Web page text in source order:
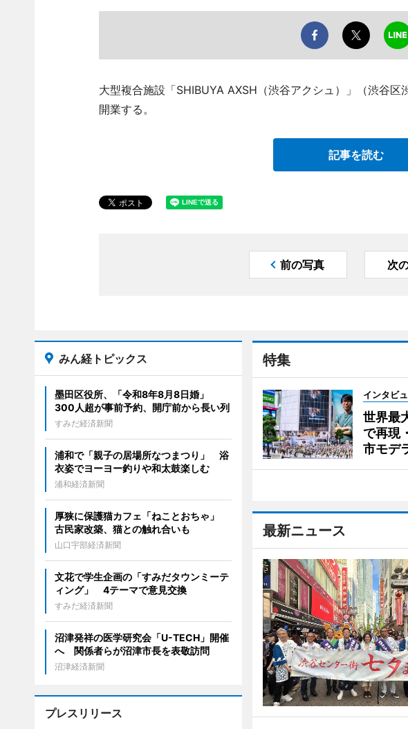
大型複合施設「SHIBUYA AXSH（渋谷アクシュ）」（渋谷
開業する。
記事を読む
前の写真 次
特集
インタビ
世界最
で再現
市モデ
最新ニュース
みん経トピックス
墨田区役所、「令和8年8月8日婚」
300人超が事前予約、開庁前から長い列
すみだ経済新聞
浦和で「親子の居場所なつまつり」 浴
衣姿でヨーヨー釣りや和太鼓楽しむ
浦和経済新聞
厚狭に保護猫カフェ「ねことおちゃ」
古民家改築、猫との触れ合いも
山口宇部経済新聞
文花で学生企画の「すみだタウンミーテ
ィング」 4テーマで意見交換
すみだ経済新聞
沼津発祥の医学研究会「U-TECH」開催
へ 関係者らが沼津市長を表敬訪問
沼津経済新聞
プレスリリース